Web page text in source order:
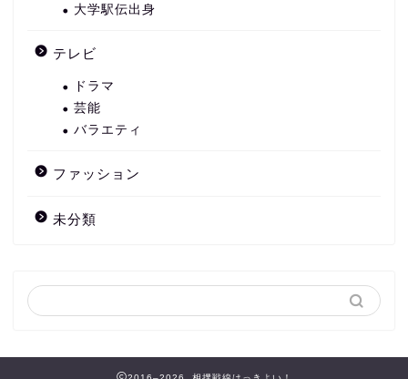
大学駅伝出身
テレビ
ドラマ
芸能
バラエティ
ファッション
未分類